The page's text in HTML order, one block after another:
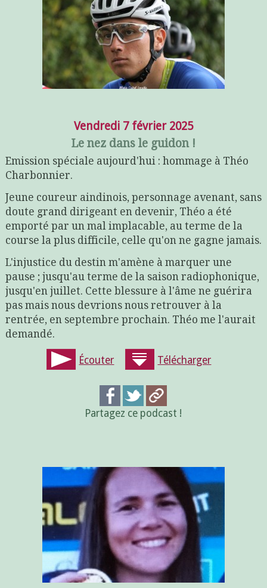
Vendredi 7 février 2025
Le nez dans le guidon !
Emission spéciale aujourd'hui : hommage à Théo
Charbonnier.
Jeune coureur aindinois, personnage avenant, sans
doute grand dirigeant en devenir, Théo a été
emporté par un mal implacable, au terme de la
course la plus difficile, celle qu'on ne gagne jamais.
L'injustice du destin m'amène à marquer une
pause ; jusqu'au terme de la saison radiophonique,
jusqu'en juillet. Cette blessure à l'âme ne guérira
pas mais nous devrions nous retrouver à la
rentrée, en septembre prochain. Théo me l'aurait
demandé.
Écouter Télécharger
Partagez ce podcast !